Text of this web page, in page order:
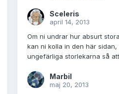
Sceleris
april 14, 2013
Om ni undrar hur absurt
kan ni kolla in den här
ungefärliga storlekarna så
Marbil
maj 20, 2013